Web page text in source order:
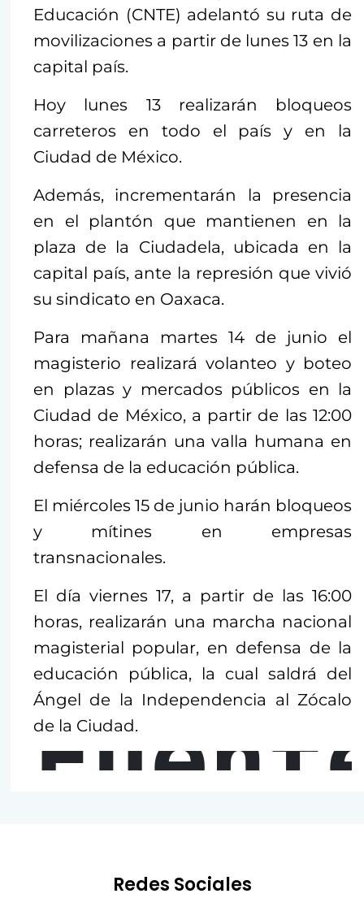
Educación (CNTE) adelantó su ruta de
movilizaciones a partir de lunes 13 en la
capital país.
Hoy lunes 13 realizarán bloqueos
carreteros en todo el país y en la
Ciudad de México.
Además, incrementarán la presencia
en el plantón que mantienen en la
plaza de la Ciudadela, ubicada en la
capital país, ante la represión que vivió
su sindicato en Oaxaca.
Para mañana martes 14 de junio el
magisterio realizará volanteo y boteo
en plazas y mercados públicos en la
Ciudad de México, a partir de las 12:00
horas; realizarán una valla humana en
defensa de la educación pública.
El miércoles 15 de junio harán bloqueos
y mítines en empresas
transnacionales.
El día viernes 17, a partir de las 16:00
horas, realizarán una marcha nacional
magisterial popular, en defensa de la
educación pública, la cual saldrá del
Ángel de la Independencia al Zócalo
de la Ciudad.
Redes Sociales